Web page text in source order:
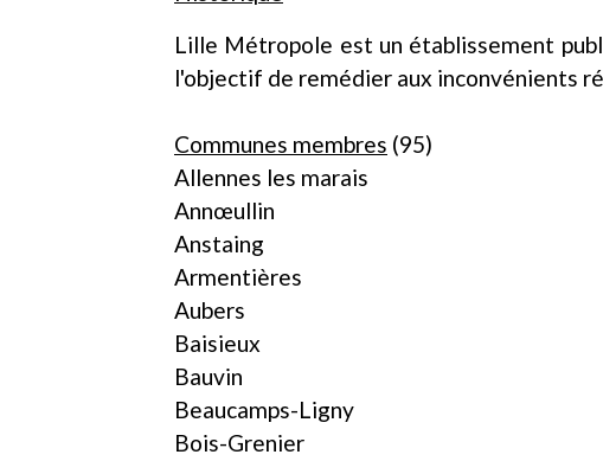
Lille Métropole est un établissement
l'objectif de remédier aux inconvénients
Communes membres (95)
Allennes les marais
Annœullin
Anstaing
Armentières
Aubers
Baisieux
Bauvin
Beaucamps-Ligny
Bois-Grenier